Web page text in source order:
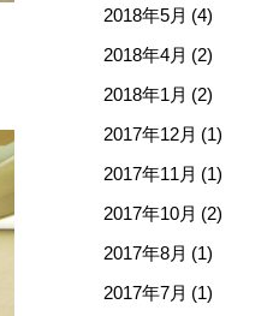
2018年5月 (4)
2018年4月 (2)
2018年1月 (2)
2017年12月 (1)
2017年11月 (1)
2017年10月 (2)
2017年8月 (1)
2017年7月 (1)